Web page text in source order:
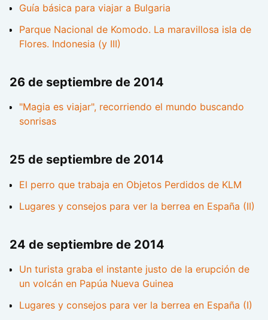
Guía básica para viajar a Bulgaria
Parque Nacional de Komodo. La maravillosa isla de
Flores. Indonesia (y III)
26 de septiembre de 2014
"Magia es viajar", recorriendo el mundo buscando
sonrisas
25 de septiembre de 2014
El perro que trabaja en Objetos Perdidos de KLM
Lugares y consejos para ver la berrea en España (II)
24 de septiembre de 2014
Un turista graba el instante justo de la erupción de
un volcán en Papúa Nueva Guinea
Lugares y consejos para ver la berrea en España (I)